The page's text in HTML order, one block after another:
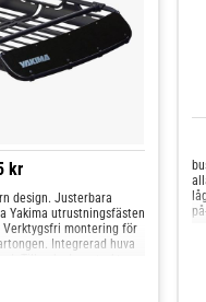
kr
design. Justerbara
Yakima utrustningsfästen
montering för
Integrerad huva